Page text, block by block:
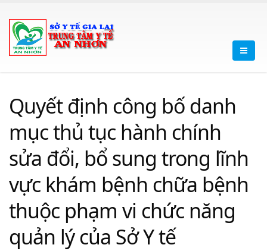
Quyết định công bố danh
mục thủ tục hành chính
sửa đổi, bổ sung trong lĩnh
vực khám bệnh chữa bệnh
thuộc phạm vi chức năng
quản lý của Sở Y tế